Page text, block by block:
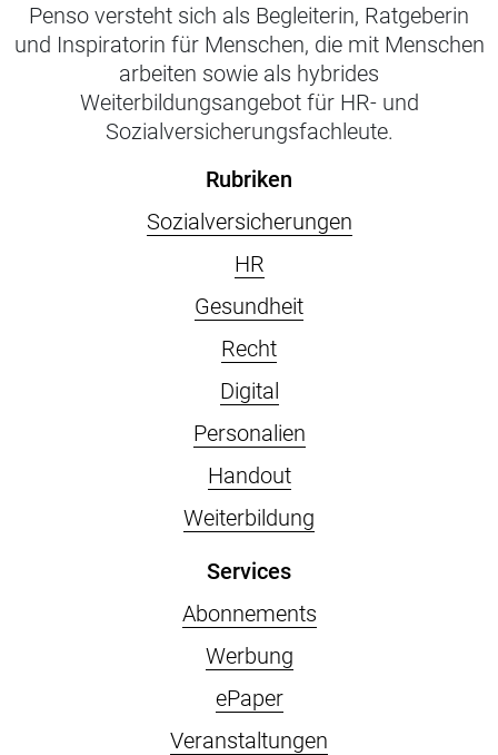
Penso versteht sich als Begleiterin, Ratgeberin
und Inspiratorin für Menschen, die mit Menschen
arbeiten sowie als hybrides
Weiterbildungsangebot für HR- und
Sozialversicherungsfachleute.
Rubriken
Sozialversicherungen
HR
Gesundheit
Recht
Digital
Personalien
Handout
Weiterbildung
Services
Abonnements
Werbung
ePaper
Veranstaltungen